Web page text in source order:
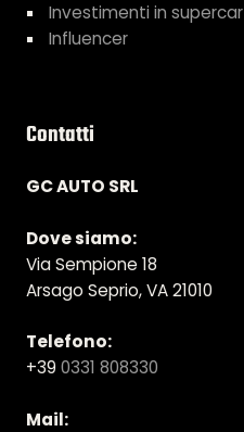
Investimenti in supercar
Influencer
Contatti
GC AUTO SRL
Dove siamo:
Via Sempione 18
Arsago Seprio, VA 21010
Telefono:
+39 0331 808330
Mail: